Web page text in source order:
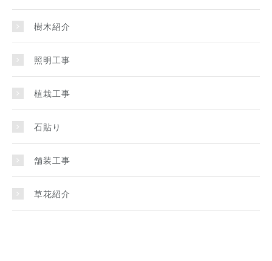
樹木紹介
照明工事
植栽工事
石貼り
舗装工事
草花紹介